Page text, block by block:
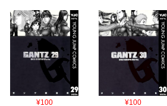
¥100 ¥100